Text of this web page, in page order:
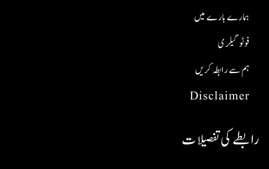
Disclaimer
ہم سے رابطہ کریں
فوٹو گیلری
ہمارے بارے میں
رابطے کی تفصیلات